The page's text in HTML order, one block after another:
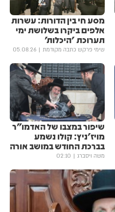
מסע חי בין הדורות: עשרות
אלפים ביקרו בשלושת ימי
תערוכת 'היכלות'
שימי פרקש כתבה מקודמת 05.08.26
שיפור במצבו של האדמו"ר
מויז'ניץ: קולו נשמע
בברכת החודש במושב אורה
משה ויסברג 02:10